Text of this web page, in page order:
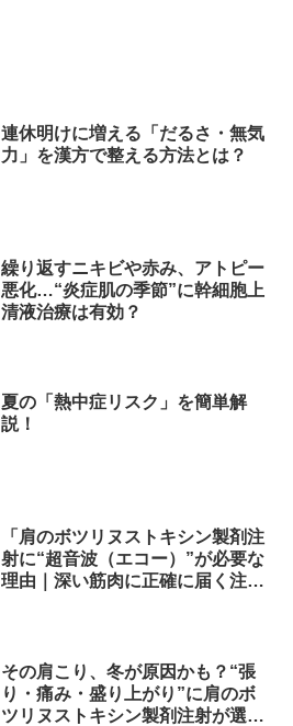
連休明けに増える「だるさ・無気
力」を漢方で整える方法とは？
繰り返すニキビや赤み、アトピー
悪化…“炎症肌の季節”に幹細胞上
清液治療は有効？
夏の「熱中症リスク」を簡単解
説！
「肩のボツリヌストキシン製剤注
射に“超音波（エコー）”が必要な
理由｜深い筋肉に正確に届く注入
その肩こり、冬が原因かも？“張
り・痛み・盛り上がり”に肩のボ
ツリヌストキシン製剤注射が選ば